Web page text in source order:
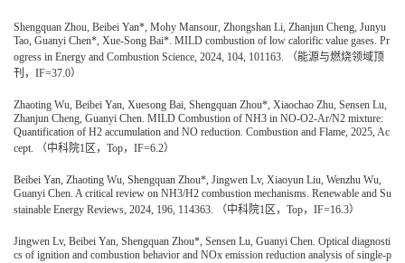
Shengquan Zhou, Beibei Yan*, Mohy Mansour, Zhongshan Li, Zhanjun Cheng, Junyu
Tao, Guanyi Chen*, Xue-Song Bai*. MILD combustion of low calorific value gases. Pr
ogress in Energy and Combustion Science, 2024, 104, 101163. （能源与燃烧领域顶
刊，IF=37.0）
Zhaoting Wu, Beibei Yan, Xuesong Bai, Shengquan Zhou*, Xiaochao Zhu, Sensen Lu,
Zhanjun Cheng, Guanyi Chen. MILD Combustion of NH3 in NO-O2-Ar/N2 mixture:
Quantification of H2 accumulation and NO reduction. Combustion and Flame, 2025, Ac
cept. （中科院1区，Top，IF=6.2）
Beibei Yan, Zhaoting Wu, Shengquan Zhou*, Jingwen Lv, Xiaoyun Liu, Wenzhu Wu,
Guanyi Chen. A critical review on NH3/H2 combustion mechanisms. Renewable and Su
stainable Energy Reviews, 2024, 196, 114363. （中科院1区，Top，IF=16.3）
Jingwen Lv, Beibei Yan, Shengquan Zhou*, Sensen Lu, Guanyi Chen. Optical diagnosti
cs of ignition and combustion behavior and NOx emission reduction analysis of single-p